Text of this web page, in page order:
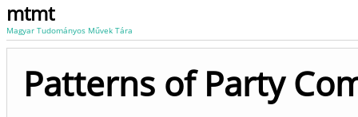
mtmt
Magyar Tudományos Művek Tára
Patterns of Party